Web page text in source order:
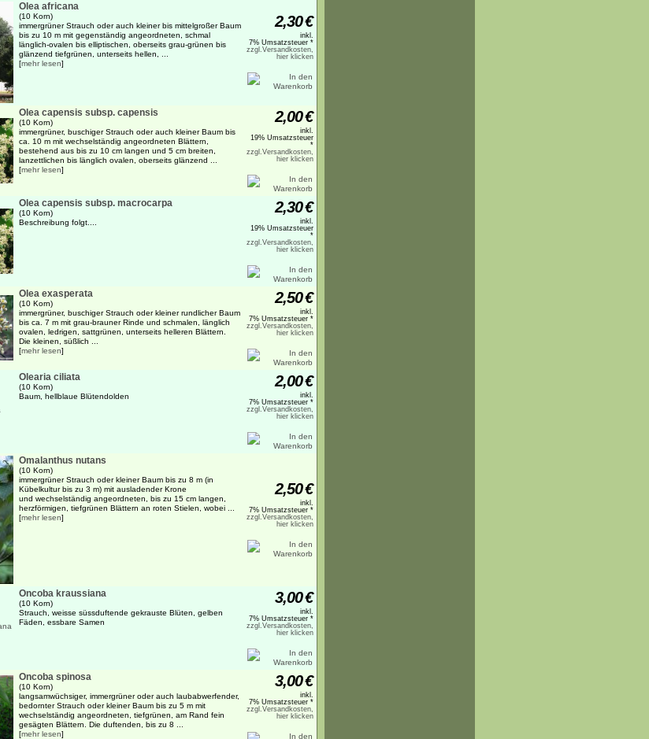
Olea africana
(10 Korn)
immergrüner Strauch oder auch kleiner bis mittelgroßer Baum
bis zu 10 m mit gegenständig angeordneten, schmal
länglich-ovalen bis elliptischen, oberseits grau-grünen bis
glänzend tiefgrünen, unterseits hellen, ...
[mehr lesen]
2,30€
inkl.
7% Umsatzsteuer *
zzgl.Versandkosten,
hier klicken
Olea capensis subsp. capensis
(10 Korn)
immergrüner, buschiger Strauch oder auch kleiner Baum bis
ca. 10 m mit wechselständig angeordneten Blättern,
bestehend aus bis zu 10 cm langen und 5 cm breiten,
lanzettlichen bis länglich ovalen, oberseits glänzend ...
[mehr lesen]
2,00€
inkl.
19% Umsatzsteuer
*
zzgl.Versandkosten,
hier klicken
Olea capensis subsp. macrocarpa
(10 Korn)
Beschreibung folgt....
2,30€
inkl.
19% Umsatzsteuer
*
zzgl.Versandkosten,
hier klicken
Olea exasperata
(10 Korn)
immergrüner, buschiger Strauch oder kleiner rundlicher Baum
bis ca. 7 m mit grau-brauner Rinde und schmalen, länglich
ovalen, ledrigen, sattgrünen, unterseits helleren Blättern.
Die kleinen, süßlich ...
[mehr lesen]
2,50€
inkl.
7% Umsatzsteuer *
zzgl.Versandkosten,
hier klicken
Olearia ciliata
(10 Korn)
Baum, hellblaue Blütendolden
2,00€
inkl.
7% Umsatzsteuer *
zzgl.Versandkosten,
hier klicken
Omalanthus nutans
(10 Korn)
immergrüner Strauch oder kleiner Baum bis zu 8 m (in
Kübelkultur bis zu 3 m) mit ausladender Krone
und wechselständig angeordneten, bis zu 15 cm langen,
herzförmigen, tiefgrünen Blättern an roten Stielen, wobei ...
[mehr lesen]
2,50€
inkl.
7% Umsatzsteuer *
zzgl.Versandkosten,
hier klicken
Oncoba kraussiana
(10 Korn)
Strauch, weisse süssduftende gekrauste Blüten, gelben
Fäden, essbare Samen
3,00€
inkl.
7% Umsatzsteuer *
zzgl.Versandkosten,
hier klicken
Oncoba spinosa
(10 Korn)
langsamwüchsiger, immergrüner oder auch laubabwerfender,
bedornter Strauch oder kleiner Baum bis zu 5 m mit
wechselständig angeordneten, tiefgrünen, am Rand fein
gesägten Blättern. Die duftenden, bis zu 8 ...
[mehr lesen]
3,00€
inkl.
7% Umsatzsteuer *
zzgl.Versandkosten,
hier klicken